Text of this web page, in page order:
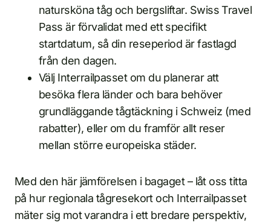
natursköna tåg och bergsliftar. Swiss Travel
Pass är förvalidat med ett specifikt
startdatum, så din reseperiod är fastlagd
från den dagen.
Välj Interrailpasset om du planerar att
besöka flera länder och bara behöver
grundläggande tågtäckning i Schweiz (med
rabatter), eller om du framför allt reser
mellan större europeiska städer.
Med den här jämförelsen i bagaget – låt oss titta
på hur regionala tågresekort och Interrailpasset
mäter sig mot varandra i ett bredare perspektiv,